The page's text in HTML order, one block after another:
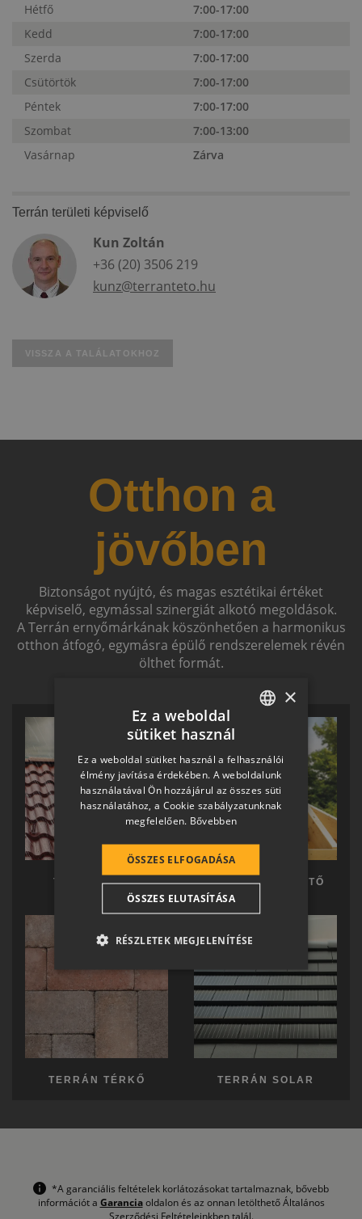
Hétfő
7:00-17:00
Kedd
7:00-17:00
Szerda
7:00-17:00
Csütörtök
7:00-17:00
Péntek
7:00-17:00
Szombat
7:00-13:00
Vasárnap
Zárva
Terrán területi képviselő
Kun Zoltán
+36 (20) 3506 219
kunz@terranteto.hu
VISSZA A TALÁLATOKHOZ
Otthon a
jövőben
Biztonságot nyújtó, és magas esztétikai értéket
képviselő, egymással szinergiát alkotó megoldások.
A Terrán ernyőmárkának köszönhetően a harmonikus
otthon átfogó, egymásra épülő rendszerelemek révén
ölthet formát.
TERRÁN TETŐ TERRÁN KÉSZTETŐ
TERRÁN TÉRKŐ TERRÁN SOLAR
*A garanciális feltételek korlátozásokat tartalmaznak, bővebb
információt a Garanciaoldalon és az onnan letölthető Általános
HUNGARIAN
SLOVAK
GERMAN
ROMANIAN
CROATIAN
SR
RO-HU
ITALIAN
×
Ez a weboldal
sütiket használ
Ez a weboldal sütiket használ a felhasználói
élmény javítása érdekében. A weboldalunk
használatával Ön hozzájárul az összes süti
használatához, a Cookie szabályzatunknak
megfelelően. Bővebben
ÖSSZES ELFOGADÁSA
ÖSSZES ELUTASÍTÁSA
RÉSZLETEK MEGJELENÍTÉSE